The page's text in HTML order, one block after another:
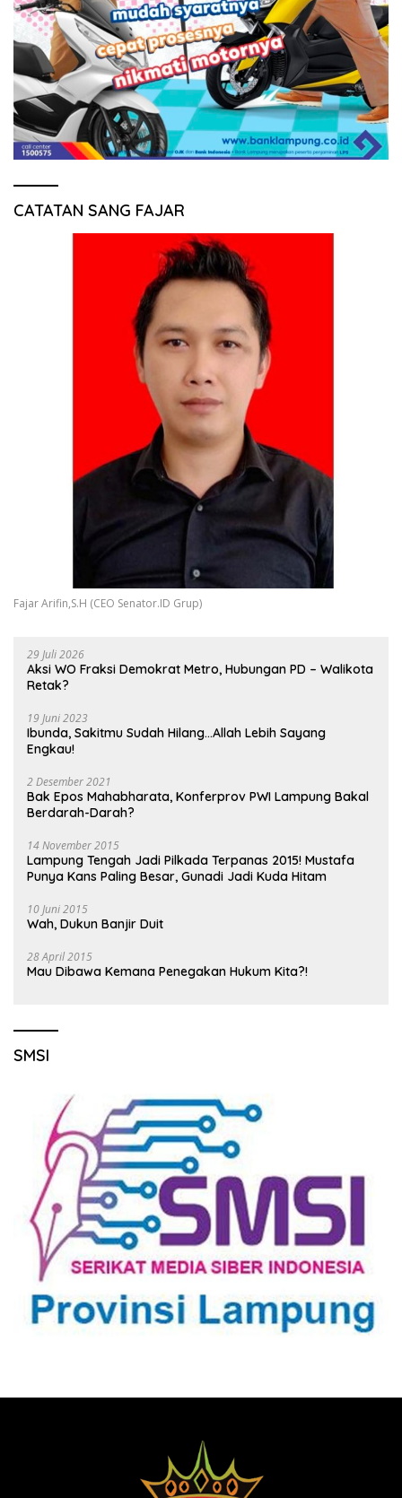
CATATAN SANG FAJAR
Fajar Arifin,S.H (CEO Senator.ID Grup)
29 Juli 2026
Aksi WO Fraksi Demokrat Metro, Hubungan PD – Walikota
Retak?
19 Juni 2023
Ibunda, Sakitmu Sudah Hilang…Allah Lebih Sayang
Engkau!
2 Desember 2021
Bak Epos Mahabharata, Konferprov PWI Lampung Bakal
Berdarah-Darah?
14 November 2015
Lampung Tengah Jadi Pilkada Terpanas 2015! Mustafa
Punya Kans Paling Besar, Gunadi Jadi Kuda Hitam
10 Juni 2015
Wah, Dukun Banjir Duit
28 April 2015
Mau Dibawa Kemana Penegakan Hukum Kita?!
SMSI